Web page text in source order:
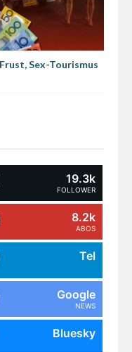
Sex-Tourismus
19.3k
FOLLOWER
8.2k
ABOS
Tel
Google
NEWS
Bluesky